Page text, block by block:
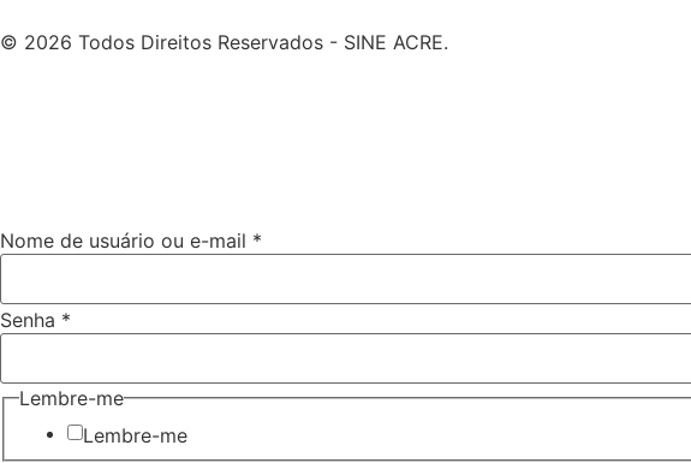
© 2026 Todos Direitos Reservados - SINE ACRE.
Nome de usuário ou e-mail *
Senha *
Lembre-me
Lembre-me